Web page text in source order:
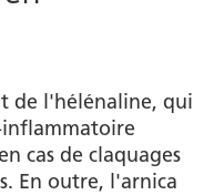
de l'hélénaline, qui
inflammatoire
cas de claquages
En outre, l'arnica